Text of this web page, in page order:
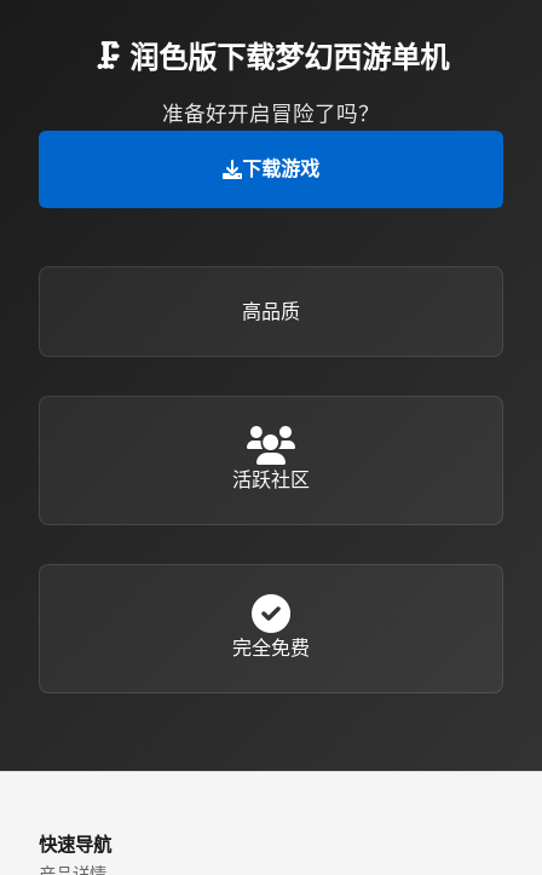
🗜️ 润色版下载梦幻西游单机
准备好开启冒险了吗？
下载游戏
高品质
活跃社区
完全免费
快速导航